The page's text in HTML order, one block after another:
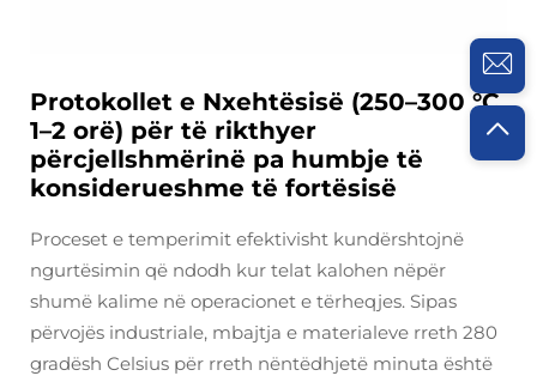
Protokollet e Nxehtësisë (250–300 °C,
1–2 orë) për të rikthyer
përcjellshmërinë pa humbje të
konsiderueshme të fortësisë
Proceset e temperimit efektivisht kundërshtojnë
ngurtësimin që ndodh kur telat kalohen nëpër
shumë kalime në operacionet e tërheqjes. Sipas
përvojës industriale, mbajtja e materialeve rreth 280
gradësh Celsius për rreth nëntëdhjetë minuta është